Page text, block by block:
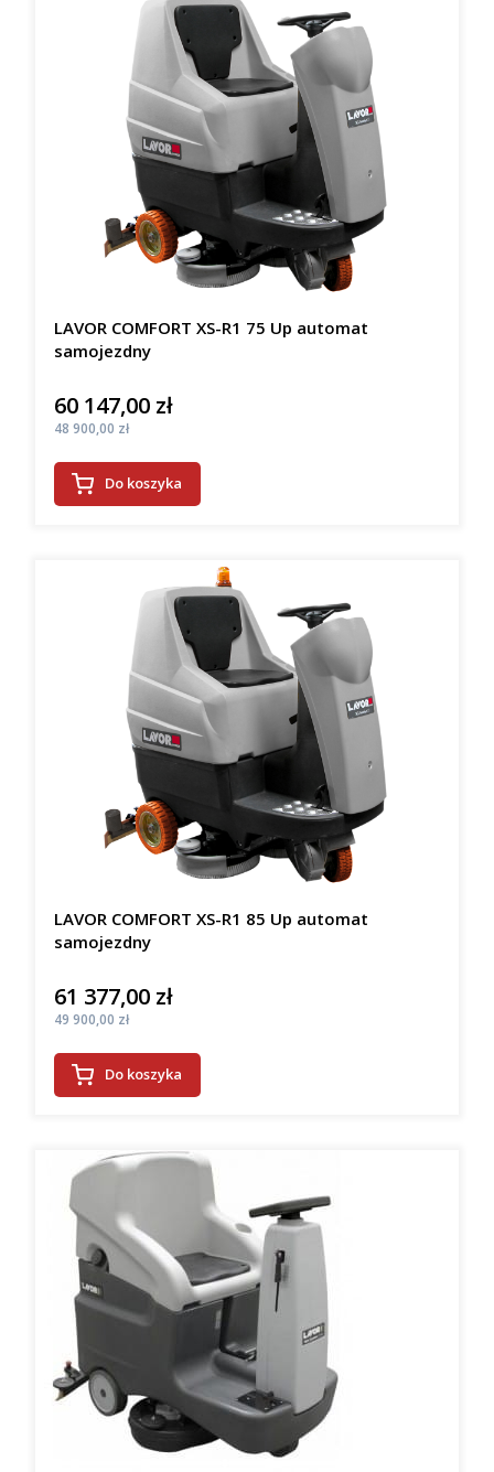
LAVOR COMFORT XS-R1 75 Up automat
samojezdny
Cena
60 147,00 zł
Cena
48 900,00 zł
Do koszyka
LAVOR COMFORT XS-R1 85 Up automat
samojezdny
Cena
61 377,00 zł
Cena
49 900,00 zł
Do koszyka